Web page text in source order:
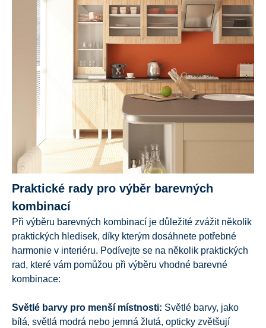
Praktické rady pro výběr barevných
kombinací
Při výběru barevných kombinací je důležité zvážit několik
praktických hledisek, díky kterým dosáhnete potřebné
harmonie v interiéru. Podívejte se na několik praktických
rad, které vám pomůžou při výběru vhodné barevné
kombinace:
Světlé barvy pro menší místnosti: Světlé barvy, jako
bílá, světlá modrá nebo jemná žlutá, opticky zvětšují